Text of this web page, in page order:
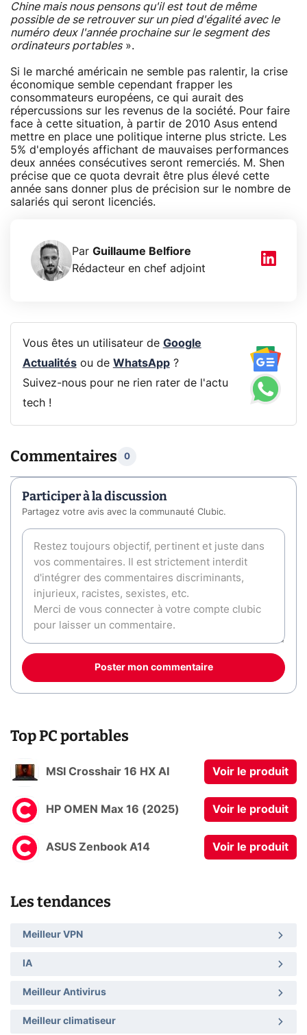
Chine mais nous pensons qu'il est tout de même
possible de se retrouver sur un pied d'égalité avec le
numéro deux l'année prochaine sur le segment des
ordinateurs portables».
Si le marché américain ne semble pas ralentir, la crise
économique semble cependant frapper les
consommateurs européens, ce qui aurait des
répercussions sur les revenus de la société. Pour faire
face à cette situation, à partir de 2010 Asus entend
mettre en place une politique interne plus stricte. Les
5% d'employés affichant de mauvaises performances
deux années consécutives seront remerciés. M. Shen
précise que ce quota devrait être plus élevé cette
année sans donner plus de précision sur le nombre de
salariés qui seront licenciés.
Par Guillaume Belfiore
Rédacteur en chef adjoint
Vous êtes un utilisateur de Google
Actualitésou de WhatsApp?
Suivez-nous pour ne rien rater de l'actu
tech !
Commentaires 0
Participer à la discussion
Partagez votre avis avec la communauté Clubic.
Poster mon commentaire
Top PC portables
MSI Crosshair 16 HX AI Voir le produit
HP OMEN Max 16 (2025) Voir le produit
ASUS Zenbook A14 Voir le produit
Les tendances
Meilleur VPN
IA
Meilleur Antivirus
Meilleur climatiseur